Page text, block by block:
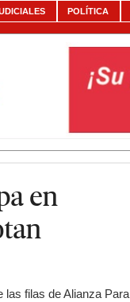
POLÍTICA
en
filas de Alianza Para